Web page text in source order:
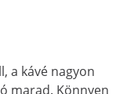
a kávé nagyon
marad. Könnyen